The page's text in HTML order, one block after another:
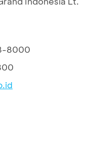
8000